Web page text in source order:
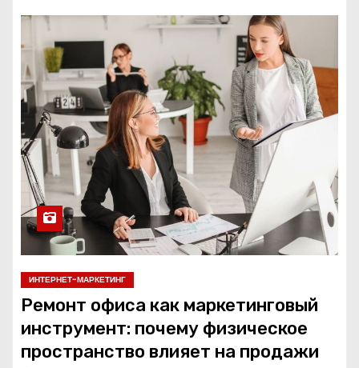
ИНТЕРНЕТ-МАРКЕТИНГ
Ремонт офиса как маркетинговый
инструмент: почему физическое
пространство влияет на продажи